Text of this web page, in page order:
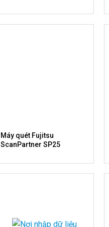
Máy quét Fujitsu
ScanPartner SP25